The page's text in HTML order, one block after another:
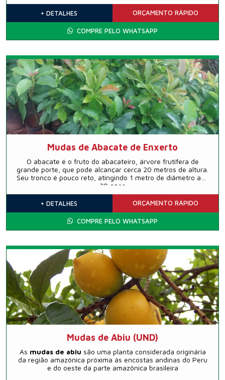
+ DETALHES ORÇAMENTO RÁPIDO
COMPRE PELO WHATSAPP
Mudas de Abacate de Enxerto
O abacate é o fruto do abacateiro, árvore frutífera de
grande porte, que pode alcançar cerca 20 metros de altura.
Seu tronco é pouco reto, atingindo 1 metro de diâmetro aos
30 anos
+ DETALHES ORÇAMENTO RÁPIDO
COMPRE PELO WHATSAPP
Mudas de Abiu (UND)
As mudas de abiu são uma planta considerada originária
da região amazônica próxima às encostas andinas do Peru
e do oeste da parte amazônica brasileira